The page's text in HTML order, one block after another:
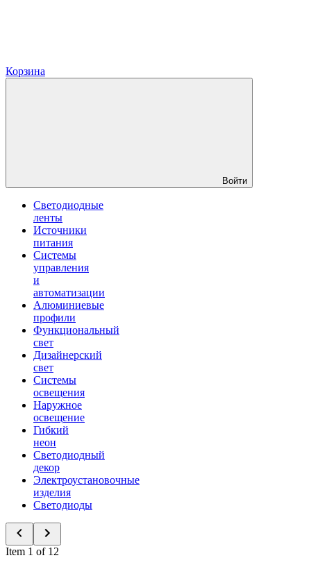
Корзина
Войти
Светодиодные
ленты
Источники
питания
Системы
управления
и
автоматизации
Алюминиевые
профили
Функциональный
свет
Дизайнерский
свет
Системы
освещения
Наружное
освещение
Гибкий
неон
Светодиодный
декор
Электроустановочные
изделия
Светодиоды
Item 1 of 12